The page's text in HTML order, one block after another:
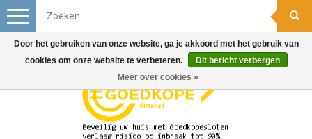
Toggle
navigation
Door het gebruiken van onze website, ga je akkoord met het gebruik van
cookies om onze website te verbeteren.
Dit bericht verbergen
Meer over cookies »